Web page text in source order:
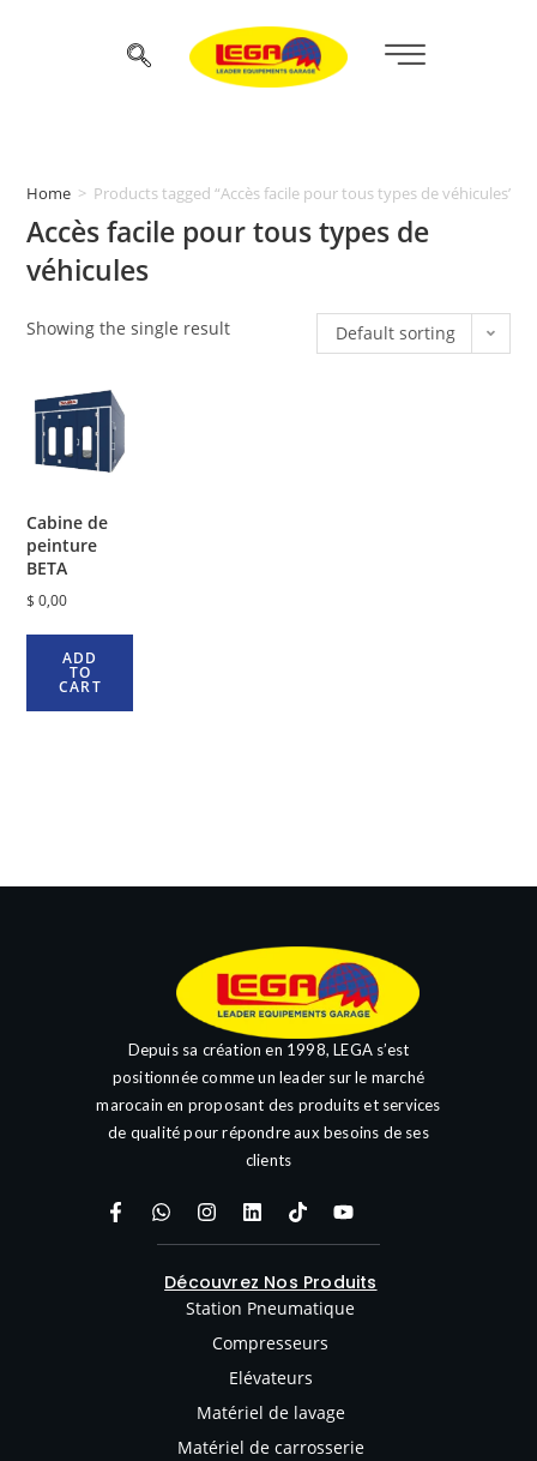
Home > Products tagged “Accès facile pour tous types de véhicules”
Accès facile pour tous types de
véhicules
Showing the single result Default sorting
Cabine de
peinture
BETA
$ 0,00
ADD
TO
CART
Depuis sa création en 1998, LEGA s’est
positionnée comme un leader sur le marché
marocain en proposant des produits et services
de qualité pour répondre aux besoins de ses
clients
Découvrez Nos Produits
Station Pneumatique
Compresseurs
Elévateurs
Matériel de lavage
Matériel de carrosserie